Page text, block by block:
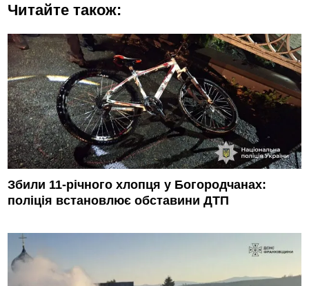
Читайте також:
Збили 11-річного хлопця у Богородчанах:
поліція встановлює обставини ДТП